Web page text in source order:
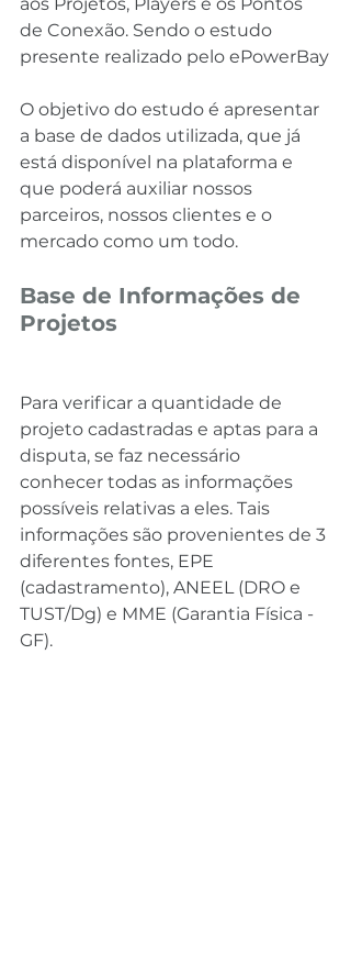
de Conexão. Sendo o estudo
presente realizado pelo ePowerBay
O objetivo do estudo é apresentar
a base de dados utilizada, que já
está disponível na plataforma e
que poderá auxiliar nossos
parceiros, nossos clientes e o
mercado como um todo.
Base de Informações de
Projetos
Para verificar a quantidade de
projeto cadastradas e aptas para a
disputa, se faz necessário
conhecer todas as informações
possíveis relativas a eles. Tais
informações são provenientes de 3
diferentes fontes, EPE
(cadastramento), ANEEL (DRO e
TUST/Dg) e MME (Garantia Física -
GF).